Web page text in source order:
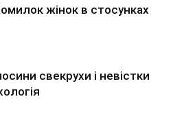
жінок в стосунках
свекрухи і невістки